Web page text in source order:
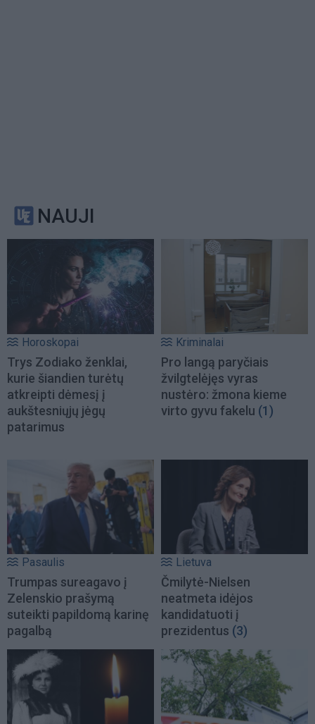
NAUJI
Horoskopai
Trys Zodiako ženklai,
kurie šiandien turėtų
atkreipti dėmesį į
aukštesniųjų jėgų
patarimus
Kriminalai
Pro langą paryčiais
žvilgtelėjęs vyras
nustėro: žmona kieme
virto gyvu fakelu (1)
Pasaulis
Trumpas sureagavo į
Zelenskio prašymą
suteikti papildomą karinę
pagalbą
Lietuva
Čmilytė-Nielsen
neatmeta idėjos
kandidatuoti į
prezidentus (3)